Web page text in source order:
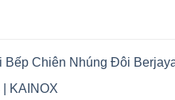
Bếp Chiên Nhúng Đôi
KAINOX